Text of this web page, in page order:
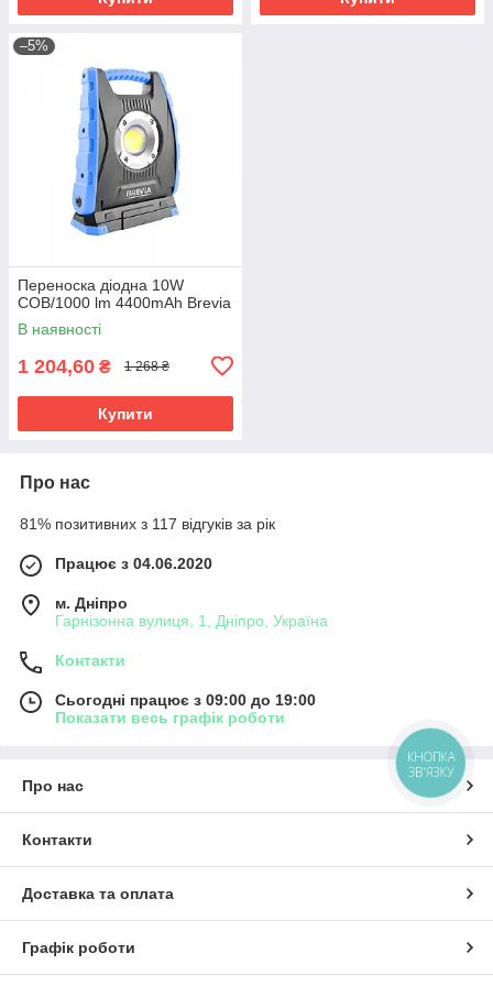
–5%
Переноска діодна 10W
COB/1000 lm 4400mAh Brevia
В наявності
1 204,60 ₴ 1 268 ₴
Купити
Про нас
81% позитивних з 117 відгуків за рік
Працює з 04.06.2020
м. Дніпро
Гарнізонна вулиця, 1, Дніпро, Україна
Контакти
Сьогодні працює з 09:00 до 19:00
Показати весь графік роботи
Про нас
Контакти
Доставка та оплата
Графік роботи
КНОПКА
ЗВ'ЯЗКУ